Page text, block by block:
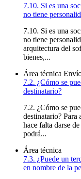
7.10. Si es una
no tiene
7.10. Si es una
no tiene
arquitectura del
bienes,...
Área técnica
7.2. ¿Cómo se
destinatario?
7.2. ¿Cómo se
destinatario? Para
hace falta darse
podrá...
Área técnica
7.3. ¿Puede un
en nombre de la